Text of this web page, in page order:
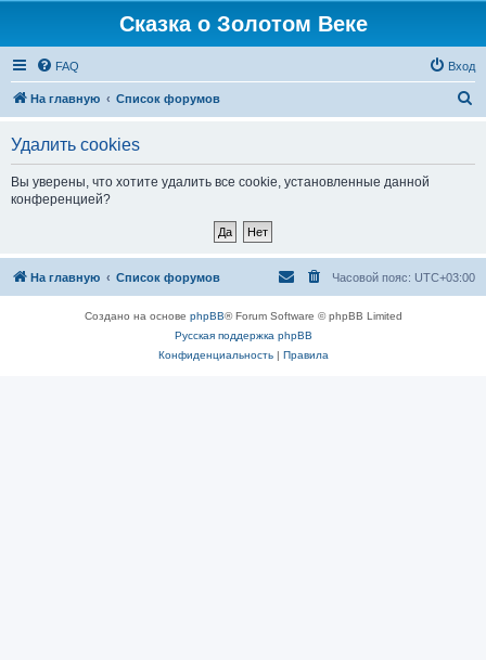
Сказка о Золотом Веке
FAQ Вход
На главную Список форумов
Удалить cookies
Вы уверены, что хотите удалить все cookie, установленные данной
конференцией?
На главную Список форумов Часовой пояс: UTC+03:00
Создано на основе phpBB® Forum Software © phpBB Limited
Русская поддержка phpBB
Конфиденциальность| Правила